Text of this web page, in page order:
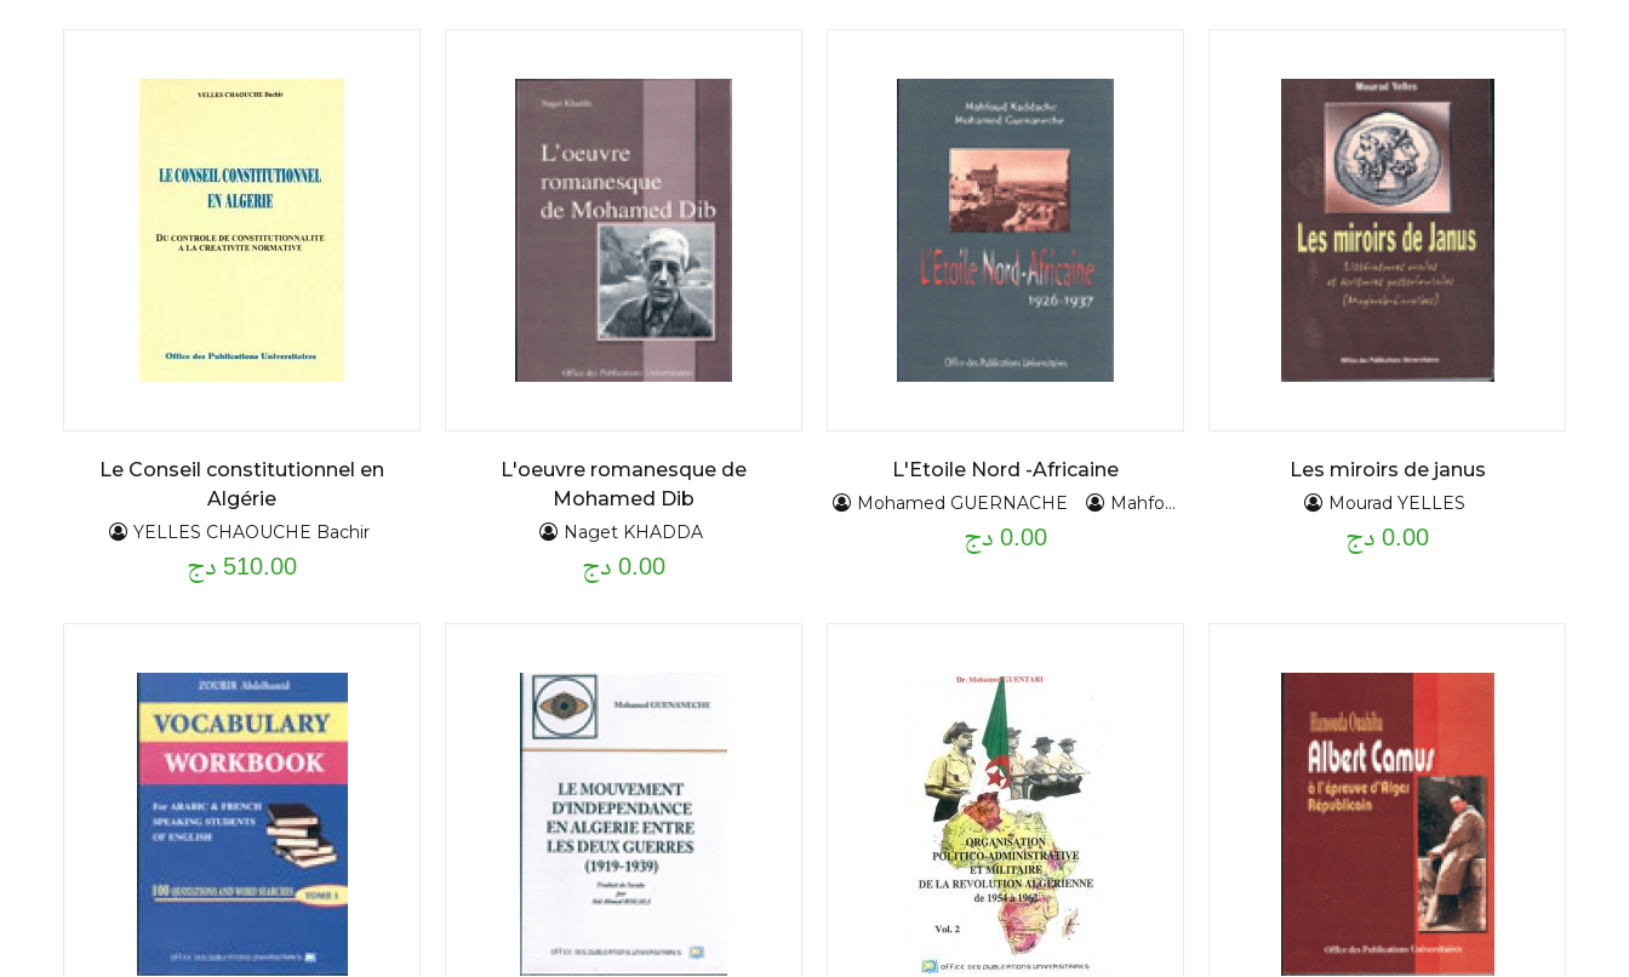
Les miroirs de janus
Mourad YELLES
0.00 دج
L'Etoile Nord -Africaine
Mohamed GUERNACHE Mahfoud KADDACHE
0.00 دج
L'oeuvre romanesque de
Mohamed Dib
Naget KHADDA
0.00 دج
Le Conseil constitutionnel en
Algérie
YELLES CHAOUCHE Bachir
510.00 دج